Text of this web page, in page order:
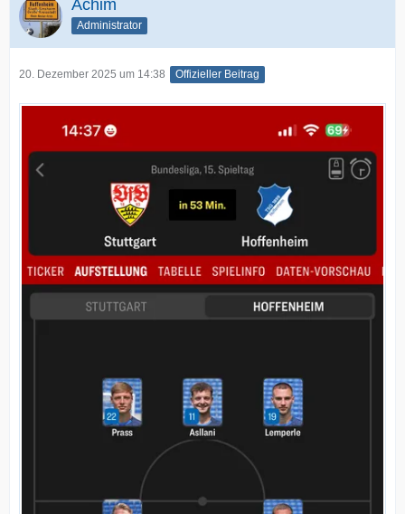
Achim
Administrator
20. Dezember 2025 um 14:38 Offizieller Beitrag